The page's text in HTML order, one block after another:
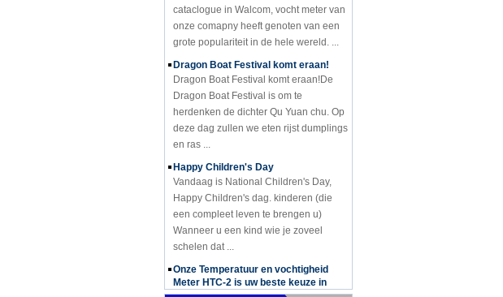
onze comapny heeft genoten van een
grote populariteit in de hele wereld. ...
Dragon Boat Festival komt eraan!De
Dragon Boat Festival is om te
herdenken de dichter Qu Yuan chu. Op
deze dag zullen we eten rijst dumplings
en ras ...
Vandaag is National Children's Day,
Happy Children's dag. kinderen (die
een compleet leven te brengen u)
Wanneer u een kind wie je zoveel
schelen dat ...
Meter HTC-2 is uw beste keuze in
regenachtige dag